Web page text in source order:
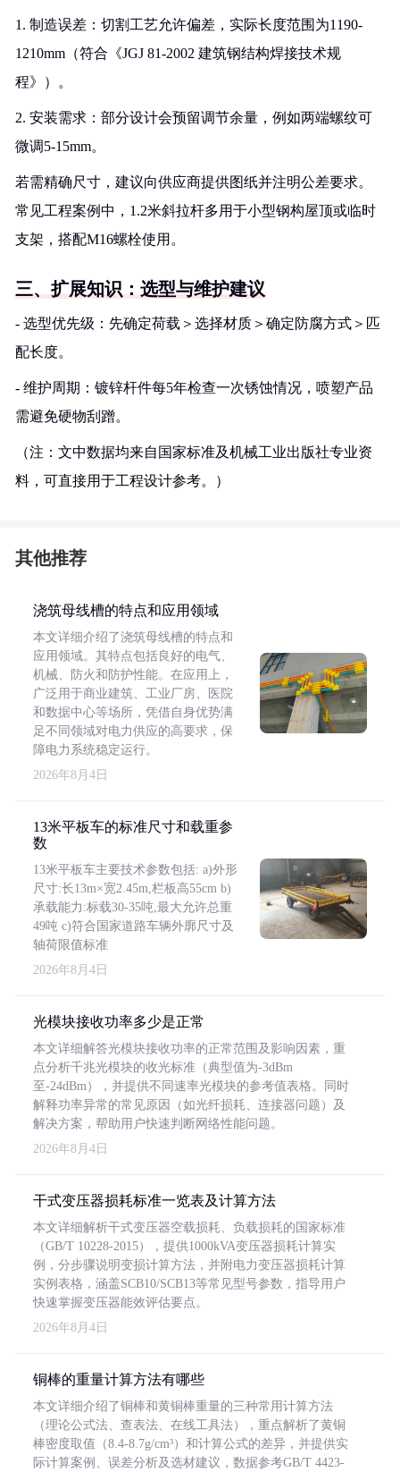
1. 制造误差：切割工艺允许偏差，实际长度范围为1190-
1210mm（符合《JGJ 81-2002 建筑钢结构焊接技术规
程》）。
2. 安装需求：部分设计会预留调节余量，例如两端螺纹可
微调5-15mm。
若需精确尺寸，建议向供应商提供图纸并注明公差要求。
常见工程案例中，1.2米斜拉杆多用于小型钢构屋顶或临时
支架，搭配M16螺栓使用。
三、扩展知识：选型与维护建议
- 选型优先级：先确定荷载＞选择材质＞确定防腐方式＞匹
配长度。
- 维护周期：镀锌杆件每5年检查一次锈蚀情况，喷塑产品
需避免硬物刮蹭。
（注：文中数据均来自国家标准及机械工业出版社专业资
料，可直接用于工程设计参考。）
其他推荐
浇筑母线槽的特点和应用领域
本文详细介绍了浇筑母线槽的特点和
应用领域。其特点包括良好的电气、
机械、防火和防护性能。在应用上，
广泛用于商业建筑、工业厂房、医院
和数据中心等场所，凭借自身优势满
足不同领域对电力供应的高要求，保
障电力系统稳定运行。
2026年8月4日
13米平板车的标准尺寸和载重参
数
13米平板车主要技术参数包括: a)外形
尺寸:长13m×宽2.45m,栏板高55cm b)
承载能力:标载30-35吨,最大允许总重
49吨 c)符合国家道路车辆外廓尺寸及
轴荷限值标准
2026年8月4日
光模块接收功率多少是正常
本文详细解答光模块接收功率的正常范围及影响因素，重
点分析千兆光模块的收光标准（典型值为-3dBm
至-24dBm），并提供不同速率光模块的参考值表格。同时
解释功率异常的常见原因（如光纤损耗、连接器问题）及
解决方案，帮助用户快速判断网络性能问题。
2026年8月4日
干式变压器损耗标准一览表及计算方法
本文详细解析干式变压器空载损耗、负载损耗的国家标准
（GB/T 10228-2015），提供1000kVA变压器损耗计算实
例，分步骤说明变损计算方法，并附电力变压器损耗计算
实例表格，涵盖SCB10/SCB13等常见型号参数，指导用户
快速掌握变压器能效评估要点。
2026年8月4日
铜棒的重量计算方法有哪些
本文详细介绍了铜棒和黄铜棒重量的三种常用计算方法
（理论公式法、查表法、在线工具法），重点解析了黄铜
棒密度取值（8.4-8.7g/cm³）和计算公式的差异，并提供实
际计算案例、误差分析及选材建议，数据参考GB/T 4423-